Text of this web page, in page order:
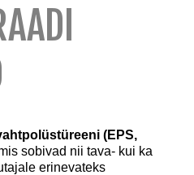
(EPS,
sobivad nii tava- kui ka
erinevateks